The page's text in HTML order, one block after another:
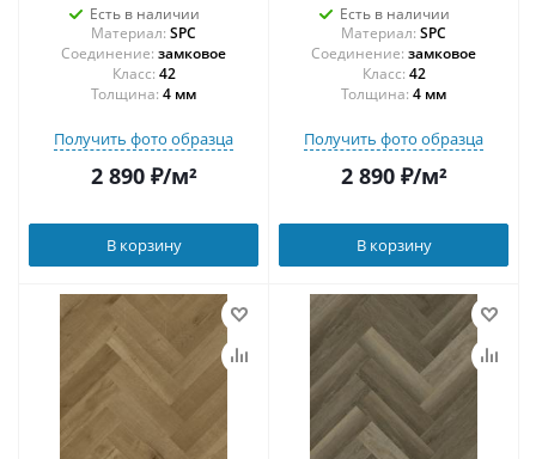
Есть в наличии
Материал: SPC
Соединение: замковое
42
Толщина: 4 мм
Получить фото образца
2 890₽/м²
В корзину
Есть в наличии
Материал: SPC
Соединение: замковое
42
Толщина: 4 мм
Получить фото образца
2 890₽/м²
В корзину